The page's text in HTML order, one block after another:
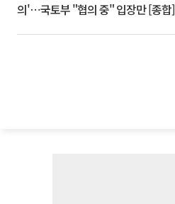
의'⋯국토부 "협의 중" 입장만 [종합]